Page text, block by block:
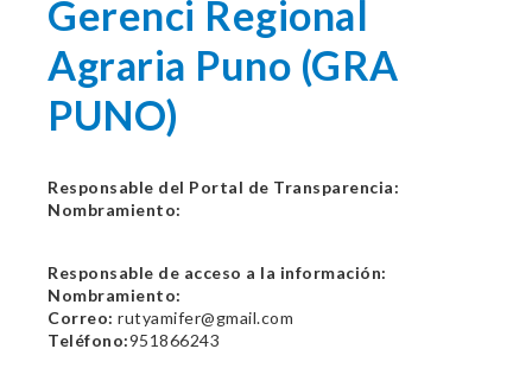
Gerenci Regional
Agraria Puno (GRA
PUNO)
Responsable del Portal de Transparencia:
Nombramiento:
Responsable de acceso a la información:
Nombramiento:
Correo: rutyamifer@gmail.com
Teléfono:951866243